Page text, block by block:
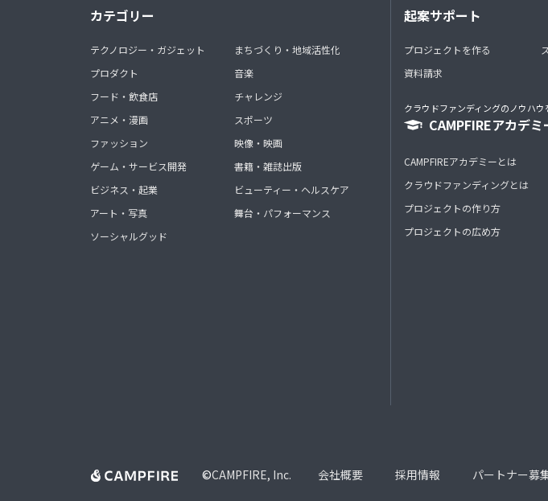
カテゴリー
テクノロジー・ガジェット
プロダクト
フード・飲食店
アニメ・漫画
ファッション
ゲーム・サービス開発
ビジネス・起業
アート・写真
ソーシャルグッド
まちづくり・地域活性化
音楽
チャレンジ
スポーツ
映像・映画
書籍・雑誌出版
ビューティー・ヘルスケア
舞台・パフォーマンス
起案サポート
プロジェクトを作る
資料請求
クラウドファンディングのノウハウ
CAMPFIREアカデミ
CAMPFIREアカデミーとは
クラウドファンディングとは
プロジェクトの作り方
プロジェクトの広め方
©CAMPFIRE, Inc. 会社概要 採用情報 パートナー募